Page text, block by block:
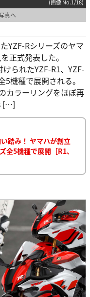
(画像 No.1/18)
真へ
YZF-Rシリーズのヤマ
正式発表した。
られたYZF-R1、YZF-
5機種で展開される。
カラーリングをほぼ再
[…]
踏み！ ヤマハが創立
全5機種で展開［R1、